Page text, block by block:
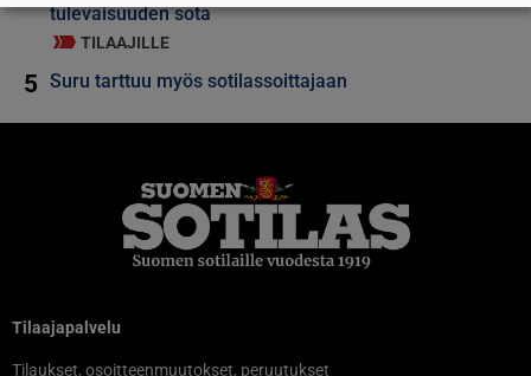
tulevaisuuden sota
TILAAJILLE
5 Suru tarttuu myös sotilassoittajaan
Tilaajapalvelu
Tilaukset, osoitteenmuutokset, peruutukset